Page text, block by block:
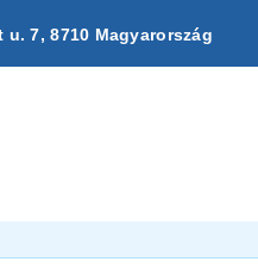
7, 8710 Magyarország